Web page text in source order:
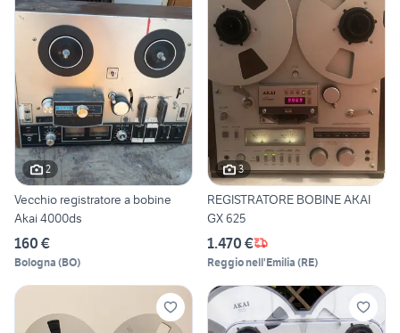
2
Vecchio registratore a bobine
Akai 4000ds
160 €
Bologna (BO)
3
REGISTRATORE BOBINE AKAI
GX 625
1.470 €
Reggio nell'Emilia (RE)